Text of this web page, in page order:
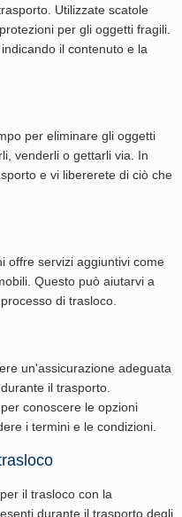
Utilizzate scatole
per gli oggetti fragili.
il contenuto e la
per eliminare gli oggetti
venderli o gettarli via. In
e vi libererete di ciò che
offre servizi aggiuntivi come
Questo può aiutarvi a
di trasloco.
un'assicurazione adeguata
il trasporto.
conoscere le opzioni
i termini e le condizioni.
il trasloco con la
durante il trasporto degli